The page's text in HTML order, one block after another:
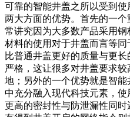
可靠的智能井盖之所以受到
两大方面的优势。首先的一
常讲究因为大多数产品采用
材料的使用对于井盖而言等
比普通井盖更好的质量与更
严格，这让很多对井盖要求
地；另外的一个优势就是智
中充分融入现代科技元素，
更高的密封性与防泄漏性同